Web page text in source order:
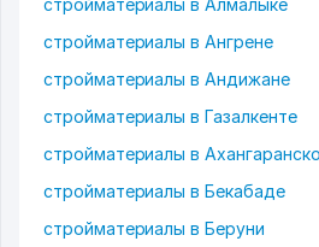
стройматериалы в Алмалыке
стройматериалы в Ангрене
стройматериалы в Андижане
стройматериалы в Газалкенте
стройматериалы в
стройматериалы в Бекабаде
стройматериалы в Беруни